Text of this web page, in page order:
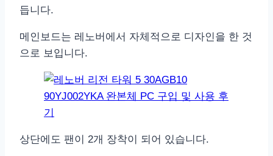
듭니다.
메인보드는 레노버에서 자체적으로 디자인을 한 것
으로 보입니다.
상단에도 팬이 2개 장착이 되어 있습니다.